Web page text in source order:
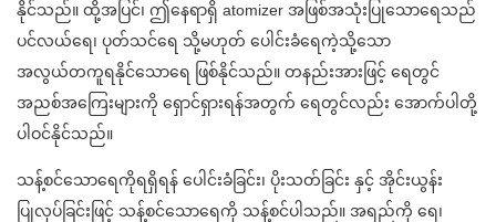
နိုင်သည်။ ထို့အပြင်၊ ဤနေရာရှိ atomizer အဖြစ်အသုံးပြုသောရေသည်
ပင်လယ်ရေ၊ ပုတ်သင်ရေ သို့မဟုတ် ပေါင်းခံရေကဲ့သို့သော
အလွယ်တကူရနိုင်သောရေ ဖြစ်နိုင်သည်။ တနည်းအားဖြင့် ရေတွင်
အညစ်အကြေးများကို ရှောင်ရှားရန်အတွက် ရေတွင်လည်း အောက်ပါတို့
ပါဝင်နိုင်သည်။
သန့်စင်သောရေကိုရရှိရန် ပေါင်းခံခြင်း၊ ပိုးသတ်ခြင်း နှင့် အိုင်းယွန်း
ပြုလုပ်ခြင်းဖြင့် သန့်စင်သောရေကို သန့်စင်ပါသည်။ အရည်ကို ရေ၊